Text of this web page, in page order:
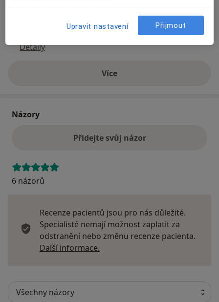
Způsoby platby (soukromé návštěvy)
Na teto adrese lékař přijímá pacienty na pojišťovnu
Detaily
Víceo adrese
Názory
Přidejte svůj názor
6 názorů
Recenze pacientů jsou pro nás důležité.
Specialisté nemají možnost zaplatit za
odstranění nebo změnu recenze pacienta.
Další informace.
Upravit nastavení Přijmout